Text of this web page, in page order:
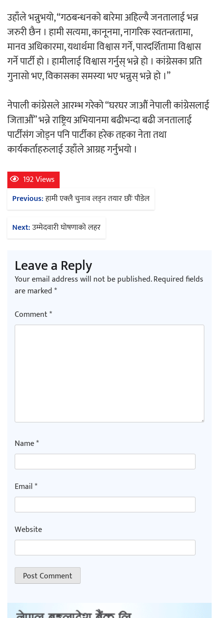
‘दुर्गा’ निर्माण गर्दै सम्राट
चलचित्र ‘माया भनेकै यस्तो होला’को शीर्ष गीत
उहाँले भन्नुभयो, “गठबन्धनको बारेमा अहिल्यै जनतालाई भन्न
जरुरी छैन । हामी सत्यमा, कानूनमा, नागरिक स्वतन्त्रतामा,
मानव अधिकारमा, यथार्थमा विश्वास गर्ने, पारदर्शितामा विश्वास
गर्ने पार्टी हो । हामीलाई विश्वास गर्नुस् भन्ने हो । कांग्रेसका प्रति
गुनासो भए, विकासका समस्या भए भन्नुस् भन्ने हो ।”
नेपाली कांग्रेसले आरम्भ गरेको “घरघर जाऔं नेपाली कांग्रेसलाई
जिताऔं” भन्ने राष्ट्रिय अभियानमा बढीभन्दा बढी जनतालाई
पार्टींसंग जोड्न पनि पार्टीका हरेक तहका नेता तथा
कार्यकर्ताहरुलाई उहाँले आग्रह गर्नुभयो ।
192 Views
Post
navigation
Previous:हामी एक्लै चुनाव लड्न तयार छौंः पौडेल
Next:उम्मेदवारी घोषणाको लहर
Leave a Reply
Your email address will not be published.Required fields
are marked*
Comment*
Name*
Email*
Website